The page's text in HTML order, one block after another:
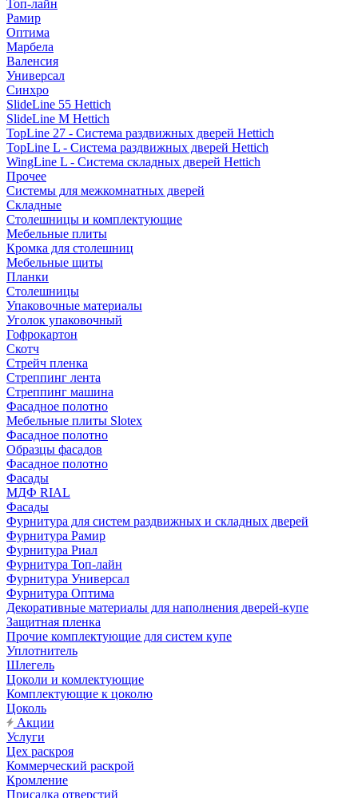
Топ-лайн
Рамир
Оптима
Марбела
Валенсия
Универсал
Синхро
SlideLine 55 Hettich
SlideLine M Hettich
TopLine 27 - Система раздвижных дверей Hettich
TopLine L - Система раздвижных дверей Hettich
WingLine L - Система складных дверей Hettich
Прочее
Системы для межкомнатных дверей
Складные
Столешницы и комплектующие
Мебельные плиты
Кромка для столешниц
Мебельные щиты
Планки
Столешницы
Упаковочные материалы
Уголок упаковочный
Гофрокартон
Скотч
Стрейч пленка
Стреппинг лента
Стреппинг машина
Фасадное полотно
Мебельные плиты Slotex
Фасадное полотно
Образцы фасадов
Фасадное полотно
Фасады
МДФ RIAL
Фасады
Фурнитура для систем раздвижных и складных дверей
Фурнитура Рамир
Фурнитура Риал
Фурнитура Топ-лайн
Фурнитура Универсал
Фурнитура Оптима
Декоративные материалы для наполнения дверей-купе
Защитная пленка
Прочие комплектующие для систем купе
Уплотнитель
Шлегель
Цоколи и комлектующие
Комплектующие к цоколю
Цоколь
Акции
Услуги
Цех раскроя
Коммерческий раскрой
Кромление
Присадка отверстий